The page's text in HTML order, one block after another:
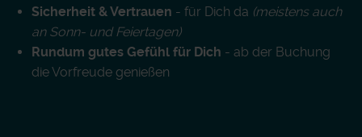
Sicherheit & Vertrauen - für Dich da (meistens auch
an Sonn- und Feiertagen)
Rundum gutes Gefühl für Dich - ab der Buchung
die Vorfreude genießen